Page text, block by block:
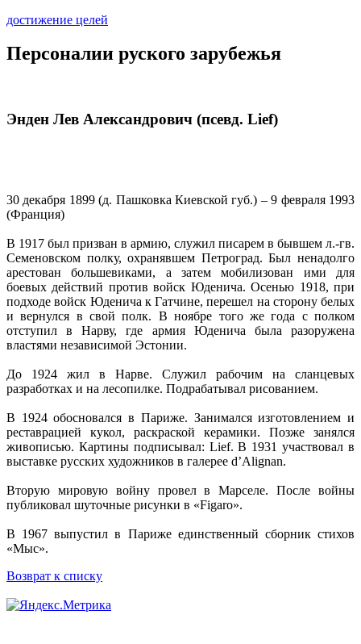
достижение целей
Персоналии руского зарубежья
Энден Лев Александрович (псевд. Lief)
30 декабря 1899 (д. Пашковка Киевской губ.) – 9 февраля 1993
(Франция)
В 1917 был призван в армию, служил писарем в бывшем л.-гв.
Семеновском полку, охранявшем Петроград. Был ненадолго
арестован большевиками, а затем мобилизован ими для
боевых действий против войск Юденича. Осенью 1918, при
подходе войск Юденича к Гатчине, перешел на сторону белых
и вернулся в свой полк. В ноябре того же года с полком
отступил в Нарву, где армия Юденича была разоружена
властями независимой Эстонии.
До 1924 жил в Нарве. Служил рабочим на сланцевых
разработках и на лесопилке. Подрабатывал рисованием.
В 1924 обосновался в Париже. Занимался изготовлением и
реставрацией кукол, раскраской керамики. Позже занялся
живописью. Картины подписывал: Lief. В 1931 участвовал в
выставке русских художников в галерее d’Alignan.
Вторую мировую войну провел в Марселе. После войны
публиковал шуточные рисунки в «Figaro».
В 1967 выпустил в Париже единственный сборник стихов
«Мыс».
Возврат к списку